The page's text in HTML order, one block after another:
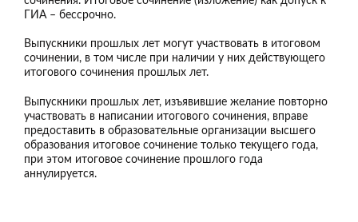
ГИА – бессрочно.
Выпускники прошлых лет могут участвовать в итоговом
сочинении, в том числе при наличии у них действующего
итогового сочинения прошлых лет.
Выпускники прошлых лет, изъявившие желание повторно
участвовать в написании итогового сочинения, вправе
предоставить в образовательные организации высшего
образования итоговое сочинение только текущего года,
при этом итоговое сочинение прошлого года
аннулируется.